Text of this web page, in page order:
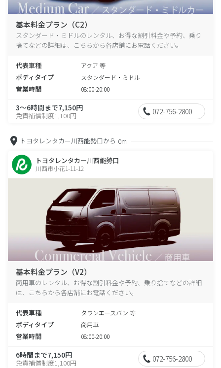
基本料金プラン（C2）
スタンダード・ミドルのレンタル、お得な割引料金や予約、乗り
捨てなどの詳細は、こちらから各店舗にお電話ください。
代表車種 アクア 等
ボディタイプ スタンダード・ミドル
営業時間 08:00-20:00
3～6時間まで7,150円
免責補償制度1,100円 072-756-2800
トヨタレンタカー川西能勢口から 0m
トヨタレンタカー川西能勢口
川西市小花1-11-12
基本料金プラン（V2）
商用車のレンタル、お得な割引料金や予約、乗り捨てなどの詳細
は、こちらから各店舗にお電話ください。
代表車種 タウンエースバン 等
ボディタイプ 商用車
営業時間 08:00-20:00
6時間まで7,150円
免責補償制度1,100円 072-756-2800